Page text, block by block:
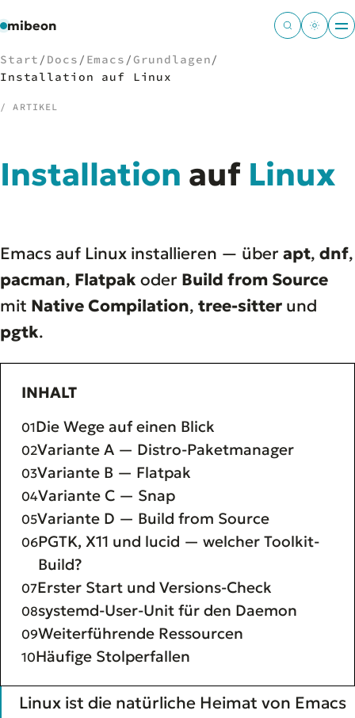
mibeon
01Start
05Docs
06Tools
07Welten
Start / Docs / Emacs /Grundlagen/
Installation auf Linux
/ ARTIKEL
Installation auf Linux
Emacs auf Linux installieren — über apt, dnf,
pacman, Flatpak oder Build from Source
mit Native Compilation, tree-sitter und
pgtk.
INHALT
Die Wege auf einen Blick
Variante A — Distro-Paketmanager
Variante B — Flatpak
Variante C — Snap
Variante D — Build from Source
PGTK, X11 und lucid — welcher Toolkit-
Build?
Erster Start und Versions-Check
systemd-User-Unit für den Daemon
Weiterführende Ressourcen
Häufige Stolperfallen
Linux ist die natürliche Heimat von Emacs